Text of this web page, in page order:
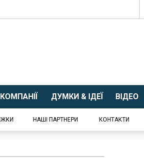
ДУМКИ & ІДЕЇ ВІДЕО
НАШІ ПАРТНЕРИ КОНТАКТИ